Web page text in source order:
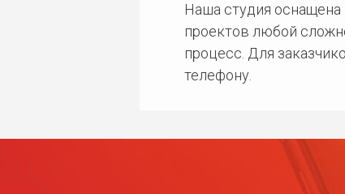
Наша студия
проектов любой
процесс. Для
телефону.